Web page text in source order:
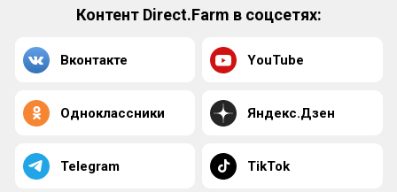
Контент Direct.Farm в соцсетях:
Вконтакте YouTube
Одноклассники Яндекс.Дзен
Telegram TikTok